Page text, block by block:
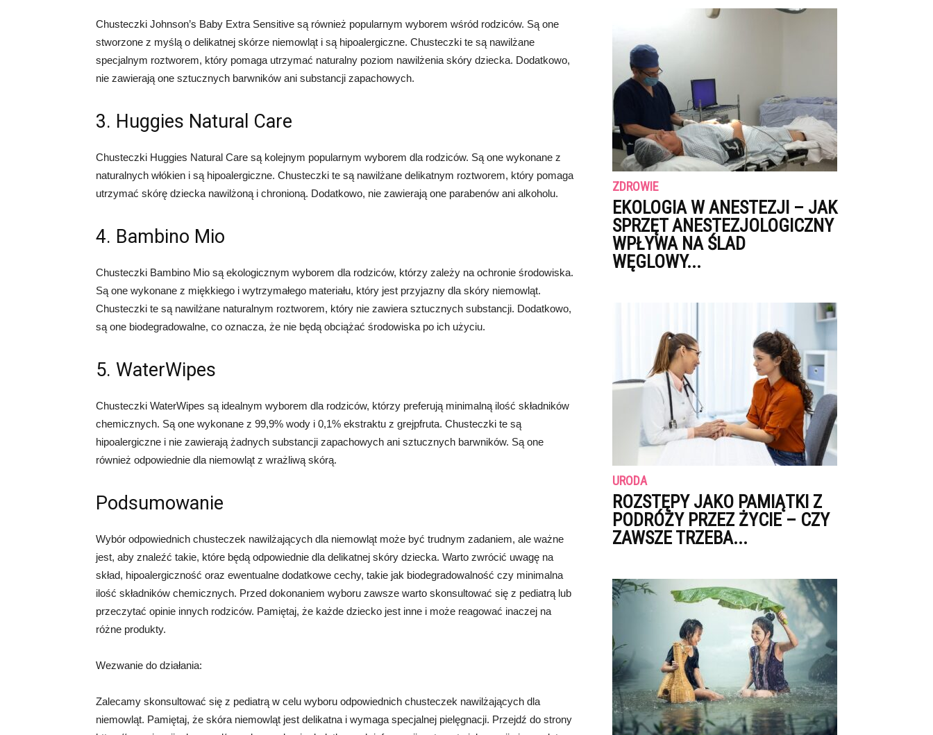
Chusteczki Johnson’s Baby Extra Sensitive są również popularnym wyborem wśród rodziców. Są one
stworzone z myślą o delikatnej skórze niemowląt i są hipoalergiczne. Chusteczki te są nawilżane
specjalnym roztworem, który pomaga utrzymać naturalny poziom nawilżenia skóry dziecka. Dodatkowo,
nie zawierają one sztucznych barwników ani substancji zapachowych.
3. Huggies Natural Care
Chusteczki Huggies Natural Care są kolejnym popularnym wyborem dla rodziców. Są one wykonane z
naturalnych włókien i są hipoalergiczne. Chusteczki te są nawilżane delikatnym roztworem, który pomaga
utrzymać skórę dziecka nawilżoną i chronioną. Dodatkowo, nie zawierają one parabenów ani alkoholu.
4. Bambino Mio
Chusteczki Bambino Mio są ekologicznym wyborem dla rodziców, którzy zależy na ochronie środowiska.
Są one wykonane z miękkiego i wytrzymałego materiału, który jest przyjazny dla skóry niemowląt.
Chusteczki te są nawilżane naturalnym roztworem, który nie zawiera sztucznych substancji. Dodatkowo,
są one biodegradowalne, co oznacza, że nie będą obciążać środowiska po ich użyciu.
5. WaterWipes
Chusteczki WaterWipes są idealnym wyborem dla rodziców, którzy preferują minimalną ilość składników
chemicznych. Są one wykonane z 99,9% wody i 0,1% ekstraktu z grejpfruta. Chusteczki te są
hipoalergiczne i nie zawierają żadnych substancji zapachowych ani sztucznych barwników. Są one
również odpowiednie dla niemowląt z wrażliwą skórą.
Podsumowanie
Wybór odpowiednich chusteczek nawilżających dla niemowląt może być trudnym zadaniem, ale ważne
jest, aby znaleźć takie, które będą odpowiednie dla delikatnej skóry dziecka. Warto zwrócić uwagę na
skład, hipoalergiczność oraz ewentualne dodatkowe cechy, takie jak biodegradowalność czy minimalna
ilość składników chemicznych. Przed dokonaniem wyboru zawsze warto skonsultować się z pediatrą lub
przeczytać opinie innych rodziców. Pamiętaj, że każde dziecko jest inne i może reagować inaczej na
różne produkty.
Wezwanie do działania:
Zalecamy skonsultować się z pediatrą w celu wyboru odpowiednich chusteczek nawilżających dla
niemowląt. Pamiętaj, że skóra niemowląt jest delikatna i wymaga specjalnej pielęgnacji. Przejdź do strony
ZDROWIE
EKOLOGIA W ANESTEZJI – JAK
SPRZĘT ANESTEZJOLOGICZNY
WPŁYWA NA ŚLAD
WĘGLOWY...
URODA
ROZSTĘPY JAKO PAMIĄTKI Z
PODRÓŻY PRZEZ ŻYCIE – CZY
ZAWSZE TRZEBA...